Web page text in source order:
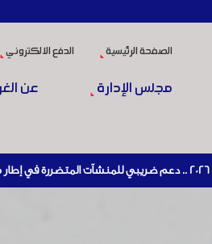
الصفحة الرئيسية الدفع الالكتروني
مجلس الإدارة عن